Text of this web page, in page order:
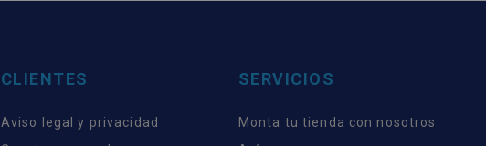
CLIENTES
Aviso legal y privacidad
SERVICIOS
Monta tu tienda con nosotros